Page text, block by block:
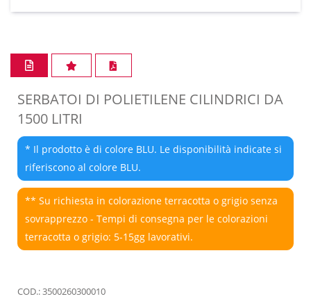
SERBATOI DI POLIETILENE CILINDRICI DA
1500 LITRI
* Il prodotto è di colore BLU. Le disponibilità indicate si
riferiscono al colore BLU.
** Su richiesta in colorazione terracotta o grigio senza
sovrapprezzo - Tempi di consegna per le colorazioni
terracotta o grigio: 5-15gg lavorativi.
COD.: 3500260300010